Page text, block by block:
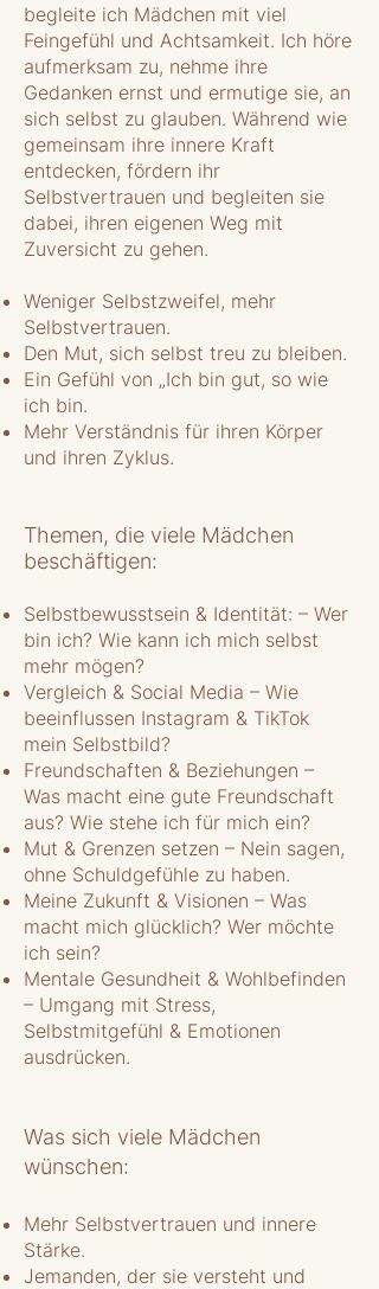
begleite ich Mädchen mit viel
Feingefühl und Achtsamkeit. Ich höre
aufmerksam zu, nehme ihre
Gedanken ernst und ermutige sie, an
sich selbst zu glauben. Während wie
gemeinsam ihre innere Kraft
entdecken, fördern ihr
Selbstvertrauen und begleiten sie
dabei, ihren eigenen Weg mit
Zuversicht zu gehen.
Weniger Selbstzweifel, mehr
Selbstvertrauen.
Den Mut, sich selbst treu zu bleiben.
Ein Gefühl von „Ich bin gut, so wie
ich bin.
Mehr Verständnis für ihren Körper
und ihren Zyklus.
Themen, die viele Mädchen
beschäftigen:
Selbstbewusstsein & Identität: – Wer
bin ich? Wie kann ich mich selbst
mehr mögen?
Vergleich & Social Media – Wie
beeinflussen Instagram & TikTok
mein Selbstbild?
Freundschaften & Beziehungen –
Was macht eine gute Freundschaft
aus? Wie stehe ich für mich ein?
Mut & Grenzen setzen – Nein sagen,
ohne Schuldgefühle zu haben.
Meine Zukunft & Visionen – Was
macht mich glücklich? Wer möchte
ich sein?
Mentale Gesundheit & Wohlbefinden
– Umgang mit Stress,
Selbstmitgefühl & Emotionen
ausdrücken.
Was sich viele Mädchen
wünschen:
Mehr Selbstvertrauen und innere
Stärke.
Jemanden, der sie versteht und